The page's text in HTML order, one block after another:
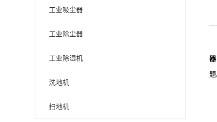
器
工业吸尘器
工业除尘器
工业除湿机
洗地机
扫地机